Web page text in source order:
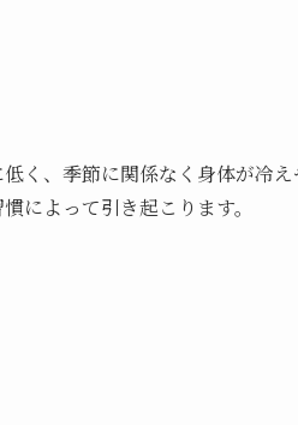
く、季節に関係なく身体が冷
によって引き起こります。